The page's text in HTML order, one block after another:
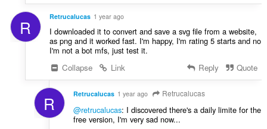
R Retrucalucas 1 year ago
I downloaded it to convert and save a svg file from a website,
as png and it worked fast. I'm happy, I'm rating 5 starts and no
I'm not a bot mfs, just test it.
Collapse
Link Reply Quote
R Retrucalucas 1 year ago Retrucalucas
@retrucalucas: I discovered there's a daily limite for the
free version, I'm very sad now...